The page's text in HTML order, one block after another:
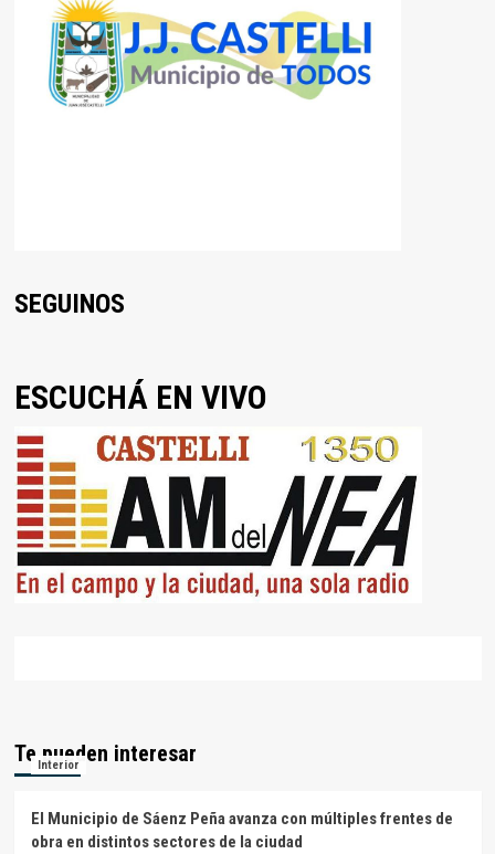
SEGUINOS
ESCUCHÁ EN VIVO
Te pueden interesar
Interior
El Municipio de Sáenz Peña avanza con múltiples frentes de
obra en distintos sectores de la ciudad